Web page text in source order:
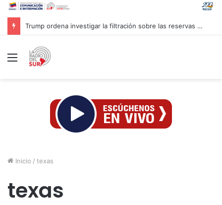
Trump ordena investigar la filtración sobre las reservas de municiones
Menú
Inicio / texas
texas